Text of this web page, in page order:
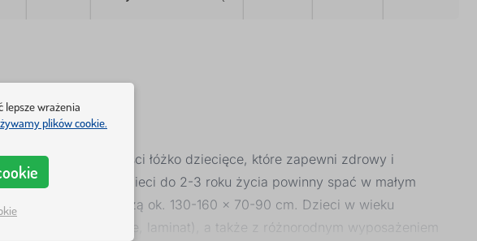
w wysokiej jakości łóżko dziecięce, które zapewni zdrowy i
łóżka. Dzieci do 2-3 roku życia powinny spać w małym
6 roku życia wynoszą ok. 130-160 x 70-90 cm. Dzieci w wieku
(drewno lite, laminat), a także z różnorodnym wyposażeniem
lepsze wrażenia
plików cookie.